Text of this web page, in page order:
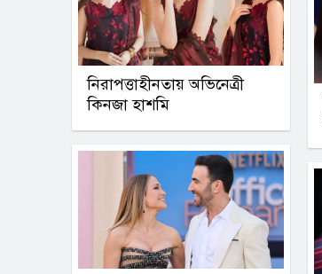
নিরাপত্তাহীনতায় অভিনেত্রী
কিনজা হাশমি